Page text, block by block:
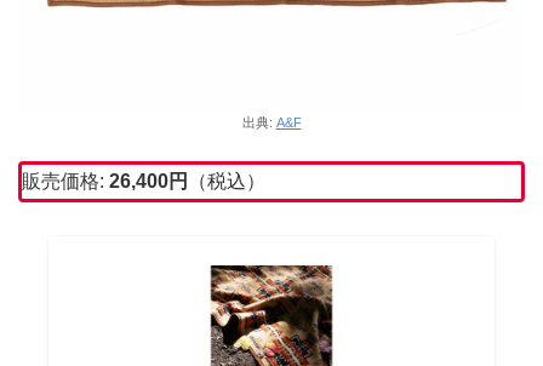
出典: A&F
販売価格: 26,400円 （税込）